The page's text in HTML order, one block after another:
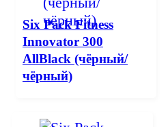
Six Pack Fitness
Innovator 300
AllBlack (чёрный/
чёрный)